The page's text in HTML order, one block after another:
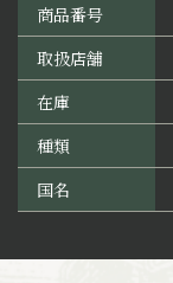
商品番号
取扱店舗
在庫
種類
国名